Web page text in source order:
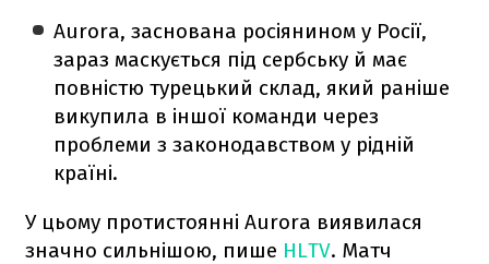
Aurora, заснована росіянином у Росії,
зараз маскується під сербську й має
повністю турецький склад, який раніше
викупила в іншої команди через
проблеми з законодавством у рідній
країні.
У цьому протистоянні Aurora виявилася
значно сильнішою, пише HLTV. Матч